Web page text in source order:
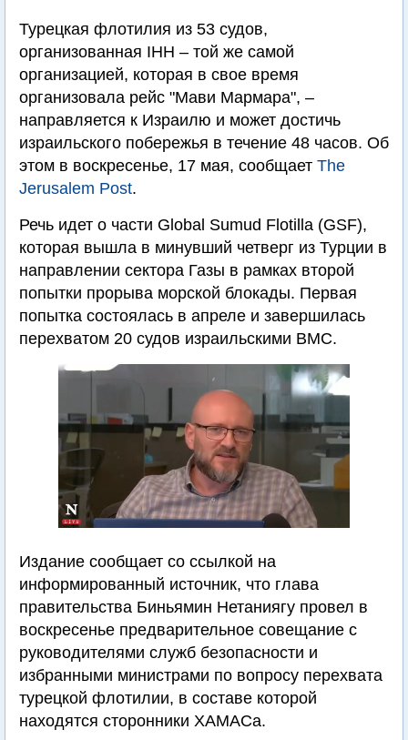
Турецкая флотилия из 53 судов,
организованная IHH – той же самой
организацией, которая в свое время
организовала рейс "Мави Мармара", –
направляется к Израилю и может достичь
израильского побережья в течение 48 часов. Об
этом в воскресенье, 17 мая, сообщает The
Jerusalem Post.
Речь идет о части Global Sumud Flotilla (GSF),
которая вышла в минувший четверг из Турции в
направлении сектора Газы в рамках второй
попытки прорыва морской блокады. Первая
попытка состоялась в апреле и завершилась
перехватом 20 судов израильскими ВМС.
Издание сообщает со ссылкой на
информированный источник, что глава
правительства Биньямин Нетаниягу провел в
воскресенье предварительное совещание с
руководителями служб безопасности и
избранными министрами по вопросу перехвата
турецкой флотилии, в составе которой
находятся сторонники ХАМАСа.